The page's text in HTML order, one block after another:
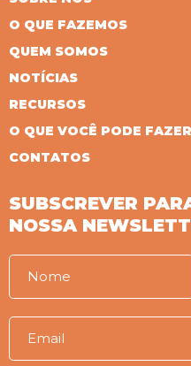
O QUE FAZEMOS
QUEM SOMOS
NOTÍCIAS
RECURSOS
O QUE VOCÊ PODE FAZER
CONTATOS
SUBSCREVER
NOSSA